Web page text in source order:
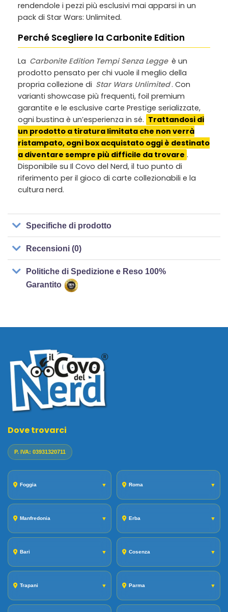
rendendole i pezzi più esclusivi mai apparsi in un
pack di Star Wars: Unlimited.
Perché Scegliere la Carbonite Edition
La Carbonite Edition Tempi Senza Legge è un
prodotto pensato per chi vuole il meglio della
propria collezione di Star Wars Unlimited. Con
varianti showcase più frequenti, foil premium
garantite e le esclusive carte Prestige serializzate,
ogni bustina è un’esperienza in sé. Trattandosi di
un prodotto a tiratura limitata che non verrà
ristampato, ogni box acquistato oggi è destinato
a diventare sempre più difficile da trovare .
Disponibile su Il Covo del Nerd, il tuo punto di
riferimento per il gioco di carte collezionabili e la
cultura nerd.
Specifiche di prodotto
Recensioni (0)
Politiche di Spedizione e Reso 100%
Garantito
Dove trovarci
P. IVA: 03931320711
Foggia ▼ Roma ▼
Manfredonia ▼ Erba ▼
Bari ▼ Cosenza ▼
Trapani ▼ Parma ▼